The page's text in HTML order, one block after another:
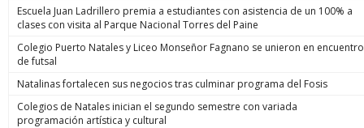
Escuela Juan Ladrillero premia a estudiantes con asistencia de un 100% a
clases con visita al Parque Nacional Torres del Paine
Colegio Puerto Natales y Liceo Monseñor Fagnano se unieron en encuentro
de futsal
Natalinas fortalecen sus negocios tras culminar programa del Fosis
Colegios de Natales inician el segundo semestre con variada
programación artística y cultural